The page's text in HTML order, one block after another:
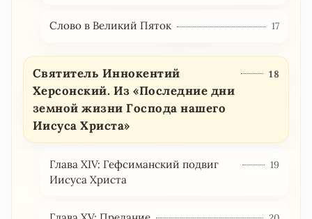
Слово в Великий Пяток 17
Святитель Иннокентий
Херсонский. Из «Последние дни
земной жизни Господа нашего
Иисуса Христа»
18
Глава XIV: Гефсиманский подвиг
Иисуса Христа
19